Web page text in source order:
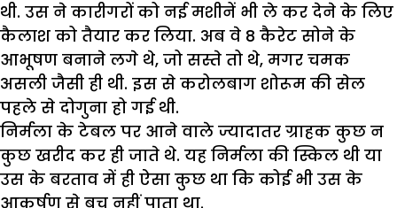
थी. उस ने कारीगरों को नई मशीनें भी ले कर देने के लिए
कैलाश को तैयार कर लिया. अब वे 8 कैरेट सोने के
आभूषण बनाने लगे थे, जो सस्ते तो थे, मगर चमक
असली जैसी ही थी. इस से करोलबाग शोरूम की सेल
पहले से दोगुना हो गई थी.
निर्मला के टेबल पर आने वाले ज्यादातर ग्राहक कुछ न
कुछ खरीद कर ही जाते थे. यह निर्मला की स्किल थी या
उस के बरताव में ही ऐसा कुछ था कि कोई भी उस के
आकर्षण से बच नहीं पाता था.